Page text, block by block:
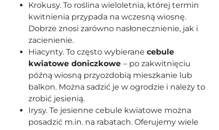
Krokusy. To roślina wieloletnia, której termin
kwitnienia przypada na wczesną wiosnę.
Dobrze znosi zarówno nasłonecznienie, jak i
zacienienie.
Hiacynty. To często wybierane cebule
kwiatowe doniczkowe – po zakwitnięciu
późną wiosną przyozdobią mieszkanie lub
balkon. Można sadzić je w ogrodzie i należy to
zrobić jesienią.
Irysy. Te jesienne cebule kwiatowe można
posadzić m.in. na rabatach. Oferujemy wiele